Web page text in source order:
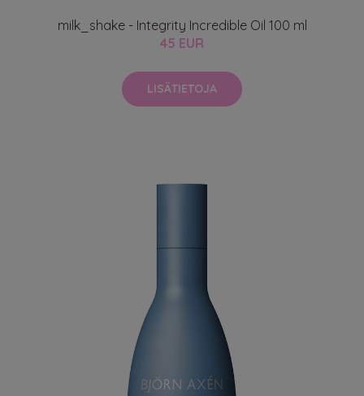
milk_shake - Integrity Incredible Oil 100 ml
45 EUR
LISÄTIETOJA